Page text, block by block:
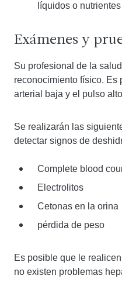
líquidos o nutrientes
Exámenes y
Su profesional de la
reconocimiento físico. Es
arterial baja y el pulso
Se realizarán las
detectar signos de
Complete blood
Electrolitos
Cetonas en la orina
pérdida de peso
Es posible que le
no existen problemas